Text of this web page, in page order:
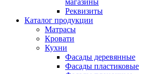
магазины
Реквизиты
Каталог продукции
Матрасы
Кровати
Кухни
Фасады деревянные
Фасады пластиковые